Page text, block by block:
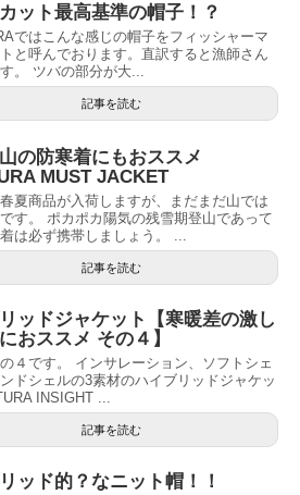
ット最高基準の帽子！？
ではこんな感じの帽子をフィッシャーマ
と呼んでおります。直訳すると漁師さん
。 ツバの部分が大...
記事を読む
の防寒着にもおススメ
MUST JACKET
夏商品が入荷しますが、まだまだ山では
す。 ポカポカ陽気の残雪期登山であって
は必ず携帯しましょう。 ...
記事を読む
ッドジャケット【寒暖差の激し
おススメ その４】
４です。 インサレーション、ソフトシェ
ドシェルの3素材のハイブリッドジャケッ
INSIGHT ...
記事を読む
ッド的？なニット帽！！